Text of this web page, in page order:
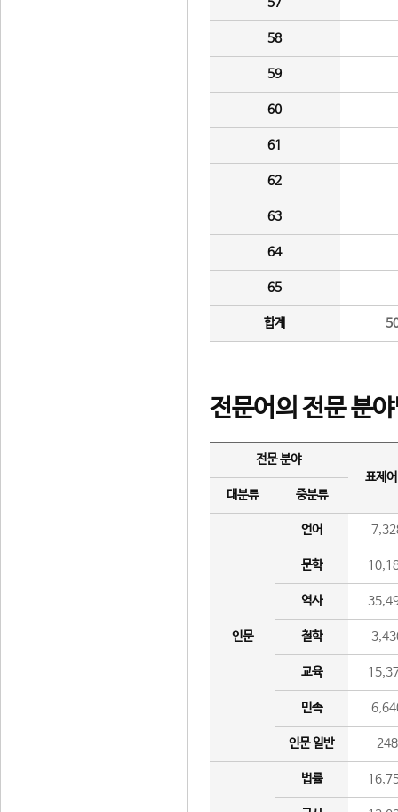
58
59
60
61
62
63
64
65
합계
전문어의 전문 분
전문 분야
표제
대분류
중분류
인문
언어
문학
역사
철학
교육
민속
인문 일반 248
법률